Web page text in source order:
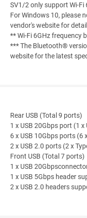
SV1/2 only support Wi-Fi
For Windows 10, please
vendor's website for
** Wi-Fi 6GHz frequency
*** The Bluetooth®
website for the latest
Rear USB (Total 9 ports)
1 x USB 20Gbps port (1 x
6 x USB 10Gbps ports (6
2 x USB 2.0 ports (2 x
Front USB (Total 7 ports)
1 x USB
1 x USB 5Gbps header
2 x USB 2.0 headers